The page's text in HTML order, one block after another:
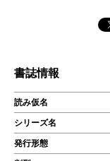
書誌情報
読み仮名
シリーズ名
発行形態